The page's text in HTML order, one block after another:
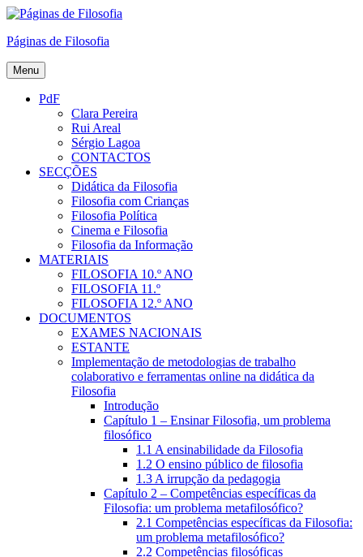
Skip
content
Páginas de Filosofia
Menu
PdF
Clara Pereira
Rui Areal
Sérgio Lagoa
CONTACTOS
SECÇÕES
Didática da Filosofia
Filosofia com Crianças
Filosofia Política
Cinema e Filosofia
Filosofia da Informação
MATERIAIS
FILOSOFIA 10.º ANO
FILOSOFIA 11.º
FILOSOFIA 12.º ANO
DOCUMENTOS
EXAMES NACIONAIS
ESTANTE
Implementação de metodologias de trabalho
colaborativo e ferramentas online na didática da
Filosofia
Introdução
Capítulo 1 – Ensinar Filosofia, um problema
filosófico
1.1 A ensinabilidade da Filosofia
1.2 O ensino público de filosofia
1.3 A irrupção da pedagogia
Capítulo 2 – Competências específicas da
Filosofia: um problema metafilosófico?
2.1 Competências específicas da Filosofia:
um problema metafilosófico?
2.2 Competências filosóficas